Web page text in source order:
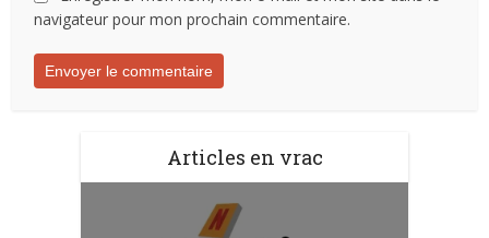
navigateur pour mon prochain commentaire.
Articles en vrac